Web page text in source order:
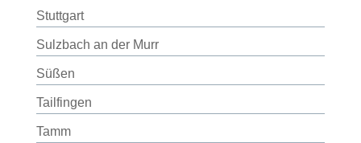
Stuttgart
Sulzbach an der Murr
Süßen
Tailfingen
Tamm